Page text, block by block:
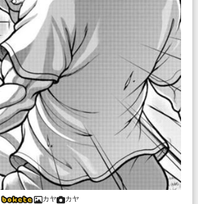
カヤ カヤ